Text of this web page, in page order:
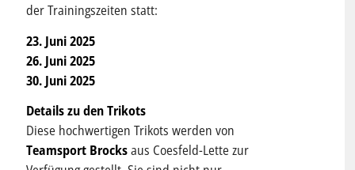
der Trainingszeiten statt:
23. Juni 2025
26. Juni 2025
30. Juni 2025
Details zu den Trikots
Diese hochwertigen Trikots werden von
Teamsport Brocksaus Coesfeld-Lette zur